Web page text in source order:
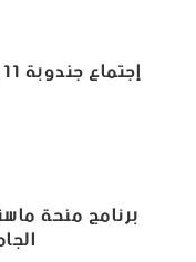
برنامج منحة